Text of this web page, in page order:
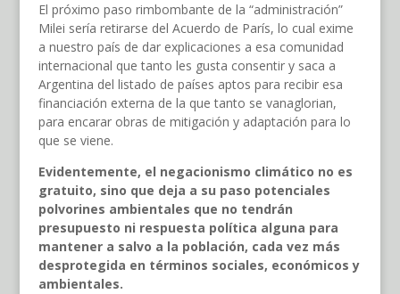
El próximo paso rimbombante de la “administración”
Milei sería retirarse del Acuerdo de París, lo cual exime
a nuestro país de dar explicaciones a esa comunidad
internacional que tanto les gusta consentir y saca a
Argentina del listado de países aptos para recibir esa
financiación externa de la que tanto se vanaglorian,
para encarar obras de mitigación y adaptación para lo
que se viene.
Evidentemente, el negacionismo climático no es
gratuito, sino que deja a su paso potenciales
polvorines ambientales que no tendrán
presupuesto ni respuesta política alguna para
mantener a salvo a la población, cada vez más
desprotegida en términos sociales, económicos y
ambientales.